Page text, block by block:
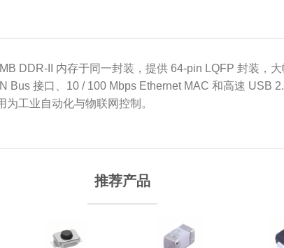
DDR-II 内存于同一封装，提供 64-pin LQFP 封装，
Bus 接口、10 / 100 Mbps Ethernet MAC 和高速 USB
工业自动化与物联网控制。
推荐产品